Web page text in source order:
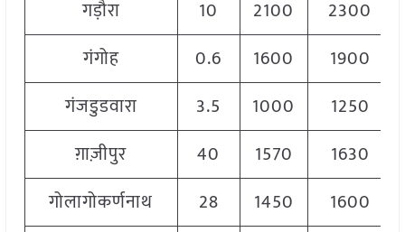
गड़ौरा 10 2100 2300
गंगोह
0.6 1600 1900
गंजडुडवारा
3.5 1000 1250
ग़ाज़ीपुर
40 1570 1630
गोलागोकर्णनाथ
28 1450 1600